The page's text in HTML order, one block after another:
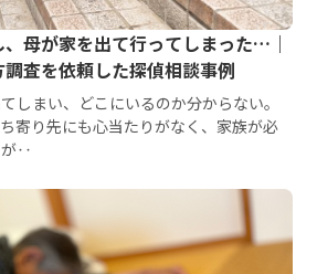
母が家を出て行ってしまった…｜
査を依頼した探偵相談事例
しまい、どこにいるのか分からない。
寄り先にも心当たりがなく、家族が必
が‥